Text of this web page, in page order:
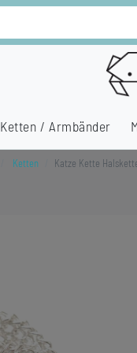
Ketten / Armbänder
Ketten Katze Kette